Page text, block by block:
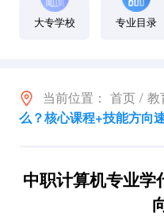
大专学校 专业目录
当前位置： 首页/ 教
么？核心课程+技能方向
中职计算机专业学